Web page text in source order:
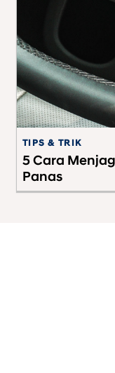
TIPS & TRIK
5 Cara
Panas